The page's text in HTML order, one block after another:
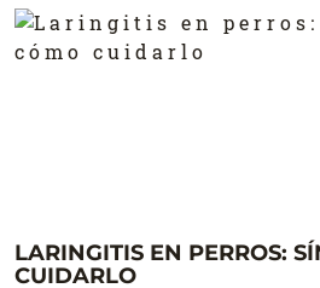
LARINGITIS EN PERROS:
CUIDARLO